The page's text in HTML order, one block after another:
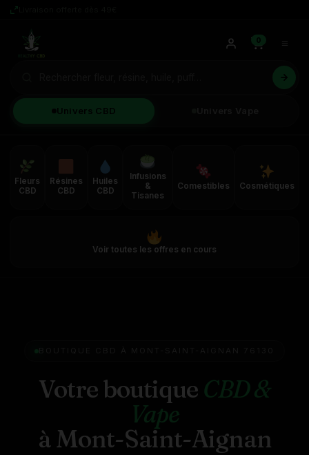
Univers CBD
0
Fleurs
CBD
Résines
CBD
Huiles
CBD
Infusions
&
Tisanes
Comestibles Cosmétiques
Voir toutes les offres en cours
Votre boutique CBD &
Vape
à Mont-Saint-Aignan